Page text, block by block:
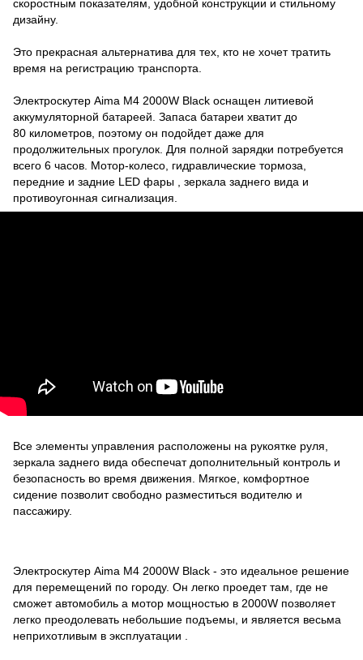
скоростным показателям, удобной конструкции и стильному
дизайну.
Это прекрасная альтернатива для тех, кто не хочет тратить
время на регистрацию транспорта.
Электроскутер Aima M4 2000W Black оснащен литиевой
аккумуляторной батареей. Запаса батареи хватит до
80 километров, поэтому он подойдет даже для
продолжительных прогулок. Для полной зарядки потребуется
всего 6 часов. Мотор-колесо, гидравлические тормоза,
передние и задние LED фары , зеркала заднего вида и
противоугонная сигнализация.
Все элементы управления расположены на рукоятке руля,
зеркала заднего вида обеспечат дополнительный контроль и
безопасность во время движения. Мягкое, комфортное
сидение позволит свободно разместиться водителю и
пассажиру.
Электроскутер Aima M4 2000W Black - это идеальное решение
для перемещений по городу. Он легко проедет там, где не
сможет автомобиль а мотор мощностью в 2000W позволяет
легко преодолевать небольшие подъемы, и является весьма
неприхотливым в эксплуатации .